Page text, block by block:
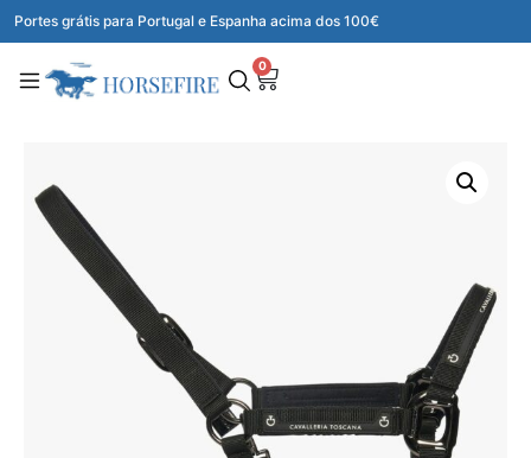
Portes grátis para Portugal e Espanha acima dos 100€
0